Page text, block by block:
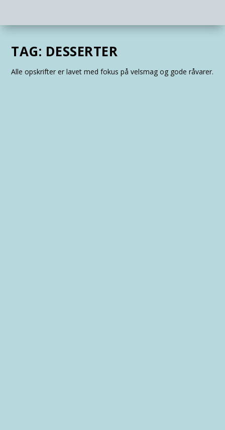
TAG: DESSERTER
Alle opskrifter er lavet med fokus på velsmag og gode råvarer.